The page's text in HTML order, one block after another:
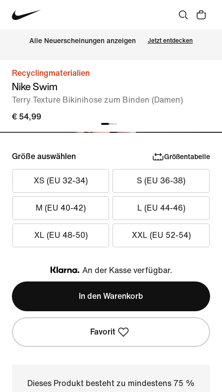
Alle Neuerscheinungen anzeigen Jetzt entdecken
Recyclingmaterialien
Nike Swim
Terry Texture Bikinihose zum Binden (Damen)
€ 54,99
Größe auswählen Größentabelle
XS (EU 32-34) S (EU 36-38)
M (EU 40-42) L (EU 44-46)
XL (EU 48-50) XXL (EU 52-54)
Klarna
An der Kasse verfügbar.
In den Warenkorb
Favorit
Dieses Produkt besteht zu mindestens 75 %